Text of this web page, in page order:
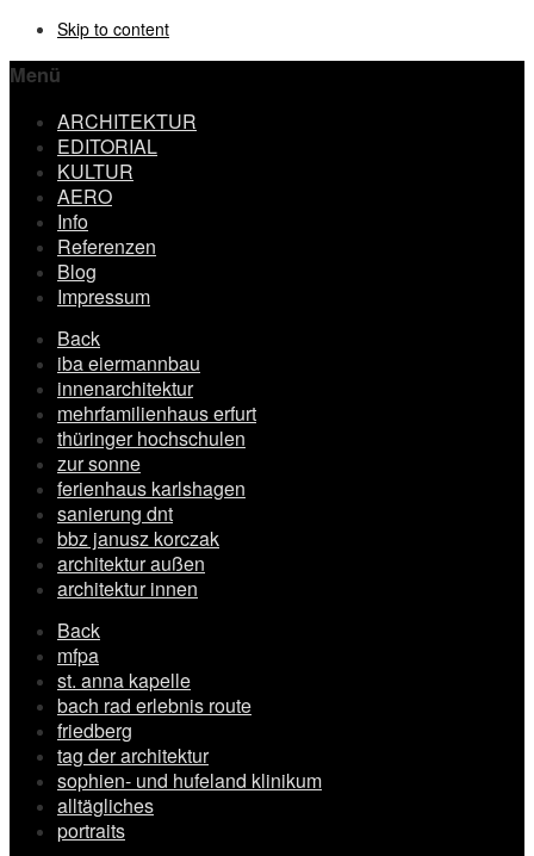
Skip to content
Menü
ARCHITEKTUR
EDITORIAL
KULTUR
AERO
Info
Referenzen
Blog
Impressum
Back
iba eiermannbau
innenarchitektur
mehrfamilienhaus erfurt
thüringer hochschulen
zur sonne
ferienhaus karlshagen
sanierung dnt
bbz janusz korczak
architektur außen
architektur innen
Back
mfpa
st. anna kapelle
bach rad erlebnis route
friedberg
tag der architektur
sophien- und hufeland klinikum
alltägliches
portraits